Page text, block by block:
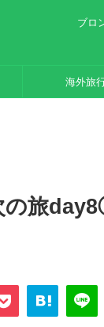
ブロ
海外旅
の旅